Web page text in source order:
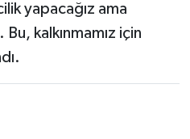
yapacağız ama
kalkınmamız için